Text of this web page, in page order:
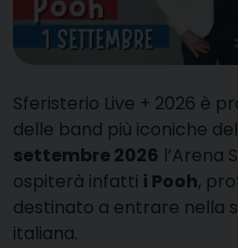
Sferisterio Live + 2026 è
delle band più iconiche
settembre 2026 l’Arena
ospiterà infatti i Pooh,
destinato a entrare nella
italiana.